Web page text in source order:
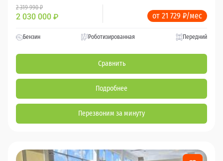
2 319 990 ₽
2 030 000 ₽ от 21 729 ₽/мес
Бензин Роботизированная Передний
Сравнить
Подробнее
Перезвоним за минуту